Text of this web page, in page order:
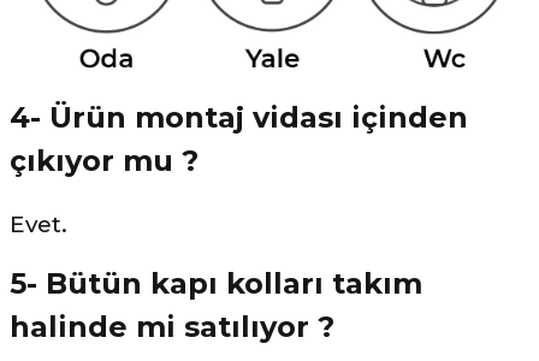
4- Ürün montaj vidası içinden
çıkıyor mu ?
Evet.
5- Bütün kapı kolları takım
halinde mi satılıyor ?